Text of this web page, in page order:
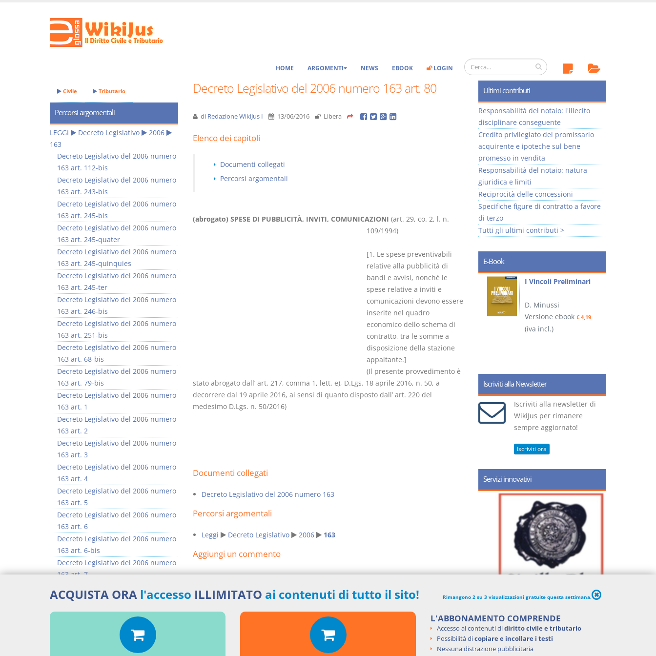
HOME ARGOMENTI NEWS EBOOK LOGIN
Decreto Legislativo del 2006 numero 163 art. 80
di Redazione WikiJus I 13/06/2016 Libera
Elenco dei capitoli
Documenti collegati
Percorsi argomentali
(abrogato) SPESE DI PUBBLICITÀ, INVITI, COMUNICAZIONI (art. 29, co. 2, l. n.
109/1994)
[1. Le spese preventivabili
relative alla pubblicità di
bandi e avvisi, nonché le
spese relative a inviti e
comunicazioni devono essere
inserite nel quadro
economico dello schema di
contratto, tra le somme a
disposizione della stazione
appaltante.]
(Il presente provvedimento è
stato abrogato dall’ art. 217, comma 1, lett. e), D.Lgs. 18 aprile 2016, n. 50, a
decorrere dal 19 aprile 2016, ai sensi di quanto disposto dall’ art. 220 del
medesimo D.Lgs. n. 50/2016)
Documenti collegati
Decreto Legislativo del 2006 numero 163
Percorsi argomentali
Leggi Decreto Legislativo 2006 163
Aggiungi un commento
Civile Tributario
Percorsi argomentali
LEGGI Decreto Legislativo
2006
163
Decreto Legislativo del 2006 numero
163 art. 112-bis
Decreto Legislativo del 2006 numero
163 art. 243-bis
Decreto Legislativo del 2006 numero
163 art. 245-bis
Decreto Legislativo del 2006 numero
163 art. 245-quater
Decreto Legislativo del 2006 numero
163 art. 245-quinquies
Decreto Legislativo del 2006 numero
163 art. 245-ter
Decreto Legislativo del 2006 numero
163 art. 246-bis
Decreto Legislativo del 2006 numero
163 art. 251-bis
Decreto Legislativo del 2006 numero
163 art. 68-bis
Decreto Legislativo del 2006 numero
163 art. 79-bis
Decreto Legislativo del 2006 numero
163 art. 1
Decreto Legislativo del 2006 numero
163 art. 2
Decreto Legislativo del 2006 numero
163 art. 3
Decreto Legislativo del 2006 numero
163 art. 4
Decreto Legislativo del 2006 numero
163 art. 5
Decreto Legislativo del 2006 numero
163 art. 6
Decreto Legislativo del 2006 numero
163 art. 6-bis
Decreto Legislativo del 2006 numero
163 art. 7
163 art. 8
Decreto Legislativo del 2006 numero
>> Vai all'argomento completo
Ultimi contributi
Responsabilità del notaio: l'illecito
disciplinare conseguente
Credito privilegiato del promissario
acquirente e ipoteche sul bene
promesso in vendita
Responsabilità del notaio: natura
giuridica e limiti
Reciprocità delle concessioni
Specifiche figure di contratto a favore
di terzo
Tutti gli ultimi contributi >
E-Book
relazione giuridica
Versione ebook€ 5,99
I Singoli Contratti
D. Minussi
Versione ebook
(iva incl.)
Le Società di
Persone
D. Minussi
Versione ebook € 5,99
(iva incl.)
I Vincoli Preliminari
D. Minussi
Versione ebook € 4,19
(iva incl.)
Iscriviti alla Newsletter
Iscriviti alla newsletter di
WikiJus per rimanere
sempre aggiornato!
Iscriviti ora
Servizi innovativi
ACQUISTA ORA l'accesso ILLIMITATO ai contenuti di tutto il sito! Rimangono 2 su 3 visualizzazioni gratuite questa settimana.
L'ABBONAMENTO COMPRENDE
Accesso ai contenuti didiritto civile e tributario
Possibilità dicopiare e incollare i testi
Nessuna distrazione pubblicitaria